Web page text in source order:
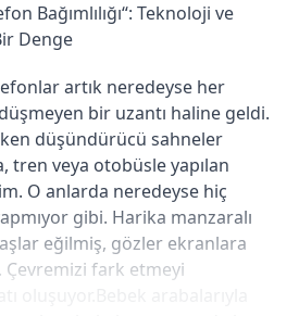
Bağımlılığı“: Teknoloji ve
Denge
artık neredeyse her
bir uzantı haline geldi.
düşündürücü sahneler
tren veya otobüsle yapılan
O anlarda neredeyse hiç
gibi. Harika manzaralı
eğilmiş, gözler ekranlara
fark etmeyi